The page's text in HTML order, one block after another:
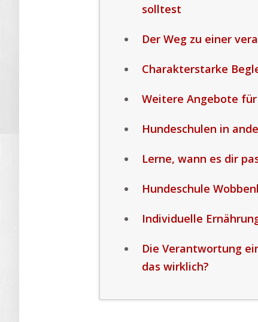
solltest
Der Weg zu einer
Charakterstarke
Weitere Angebote
Hundeschulen in
Lerne, wann es dir
Hundeschule
Individuelle
Die Verantwortung
das wirklich?